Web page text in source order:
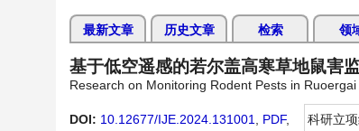
最新文章 历史文章 检索 领
基于低空遥感的若尔盖高寒草地鼠害
Research on Monitoring Rodent Pests in
DOI: 10.12677/IJE.2024.131001 PDF,
科研立